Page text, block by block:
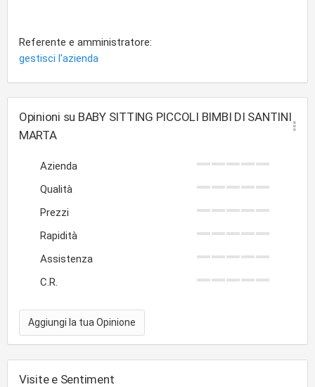
Referente e amministratore:
gestisci l'azienda
Opinioni su BABY SITTING PICCOLI BIMBI DI SANTINI
MARTA
Azienda
Qualità
Prezzi
Rapidità
Assistenza
C.R.
Aggiungi la tua Opinione
Visite e Sentiment